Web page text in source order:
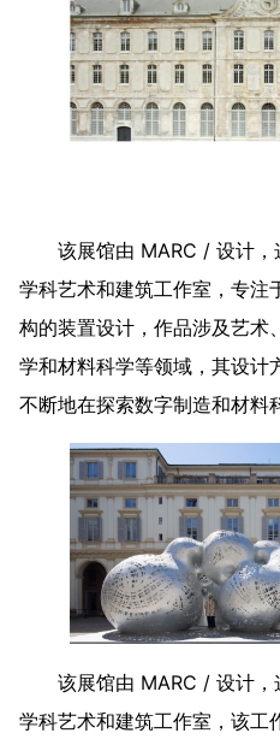
该展馆由 MARC / 设计
学科艺术和建筑工作室，专注
构的装置设计，作品涉及艺术
学和材料科学等领域，其设计
不断地在探索数字制造和材料
该展馆由 MARC / 设计
学科艺术和建筑工作室，该工